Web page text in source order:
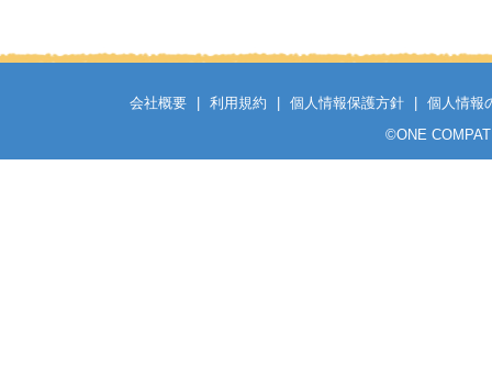
会社概要 利用規約 個人情報保護方針
個人情報
©ONE